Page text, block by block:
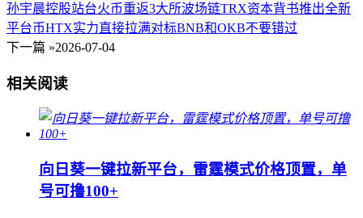
孙宇晨控股站台火币重返3大所波场链TRX资本背书推出全新
平台币HTX实力直接拉满对标BNB和OKB不要错过
下一篇 »2026-07-04
相关阅读
向日葵一键拉新平台，雷霆模式价格顶置，单
号可撸100+